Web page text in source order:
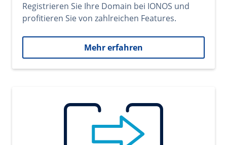
Registrieren Sie Ihre Domain bei IONOS und
profitieren Sie von zahlreichen Features.
Mehr erfahren